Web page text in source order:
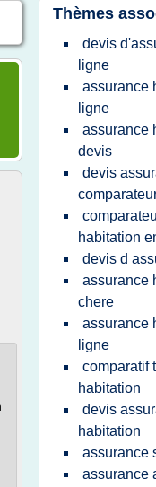
Thèmes
devis
ligne
assurance
ligne
assurance
devis
devis
habitation
devis d
assurance
chere
assurance
ligne
comparatif
habitation
devis
habitation
assurance
assurance